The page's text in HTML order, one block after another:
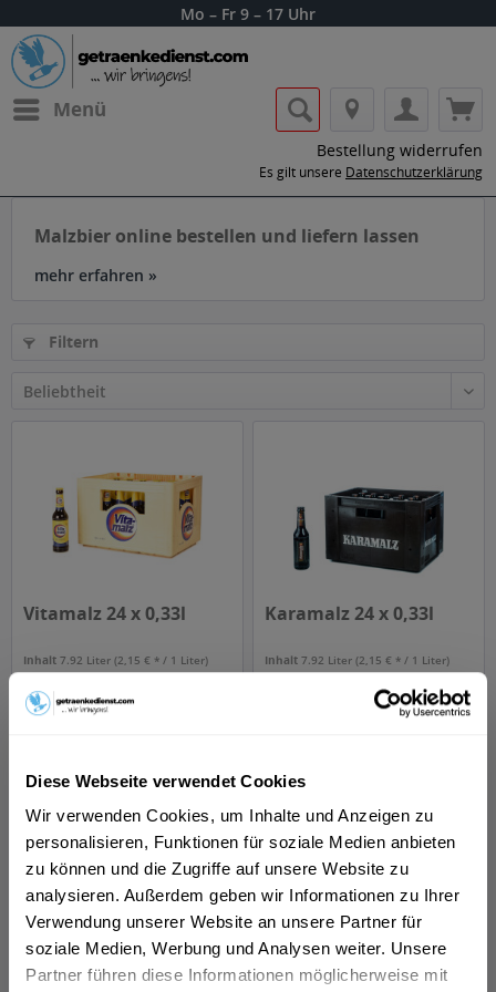
Diese Webseite verwendet Cookies
Wir verwenden Cookies, um Inhalte und Anzeigen zu
personalisieren, Funktionen für soziale Medien anbieten
zu können und die Zugriffe auf unsere Website zu
analysieren. Außerdem geben wir Informationen zu Ihrer
Verwendung unserer Website an unsere Partner für
soziale Medien, Werbung und Analysen weiter. Unsere
Partner führen diese Informationen möglicherweise mit
Mo – Fr 9 – 17 Uhr
Menü
Bestellung widerrufen
Es gilt unsere Datenschutzerklärung
Malzbier online bestellen und liefern lassen
mehr erfahren »
Filtern
Vitamalz 24 x 0,33l
Inhalt7.92 Liter(2,15 € * / 1 Liter)
MEHRWEG
16,99 € * +3,42 € Pfand
In den
Hinzugefügt
Karamalz 24 x 0,33l
Inhalt7.92 Liter(2,15 € * / 1 Liter)
MEHRWEG
+3,42 € Pfand
Hinzugefügt